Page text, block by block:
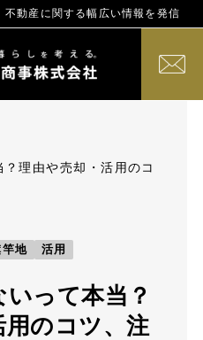
動産に関する幅広い情報を発信
理由や売却・活用のコ
竿地 活用
って本当？
のコツ、注